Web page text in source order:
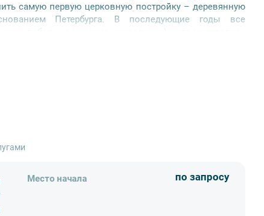
самую первую церковную постройку – деревянную
Петербурга. В последующие годы все
победы, рождение наследника) сопровождались
что в каменной летописи петербургского
на Крови, ансамблем Александро-Невской лавры и
Место начала по запросу